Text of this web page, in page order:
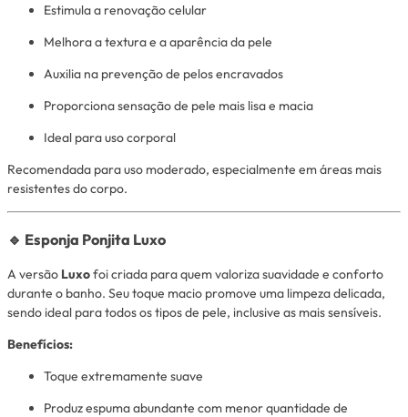
Estimula a renovação celular
Melhora a textura e a aparência da pele
Auxilia na prevenção de pelos encravados
Proporciona sensação de pele mais lisa e macia
Ideal para uso corporal
Recomendada para uso moderado, especialmente em áreas mais
resistentes do corpo.
🔹 Esponja Ponjita Luxo
A versão Luxofoi criada para quem valoriza suavidade e conforto
durante o banho. Seu toque macio promove uma limpeza delicada,
sendo ideal para todos os tipos de pele, inclusive as mais sensíveis.
Benefícios:
Toque extremamente suave
Produz espuma abundante com menor quantidade de